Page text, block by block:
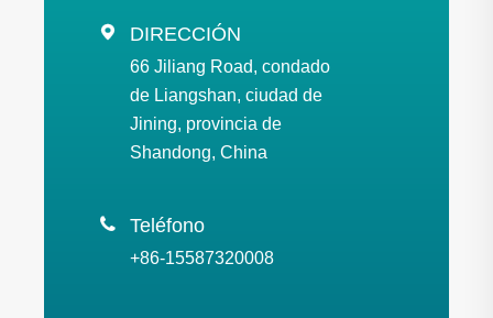
 DIRECCIÓN
66 Jiliang Road, condado
de Liangshan, ciudad de
Jining, provincia de
Shandong, China
 Teléfono
+86-15587320008